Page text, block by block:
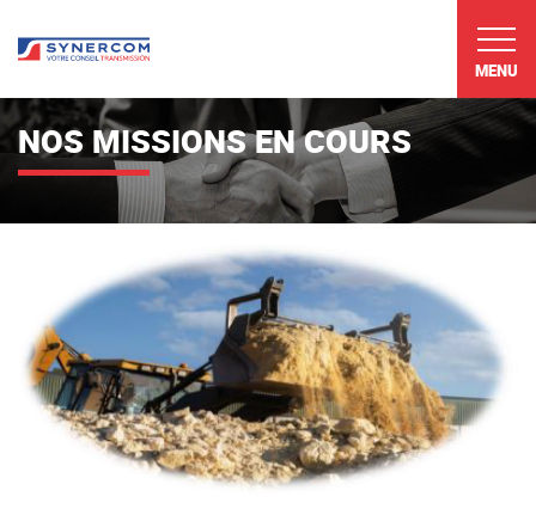
MENU
NOS MISSIONS EN COURS